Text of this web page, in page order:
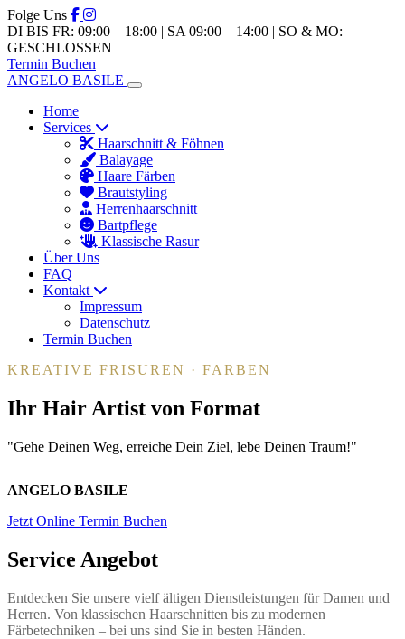
Folge Uns
DI BIS FR: 09:00 – 18:00 | SA 09:00 – 14:00 | SO & MO:
GESCHLOSSEN
Termin Buchen
ANGELO BASILE
Home
Services
Haarschnitt & Föhnen
Balayage
Haare Färben
Brautstyling
Herrenhaarschnitt
Bartpflege
Klassische Rasur
Über Uns
FAQ
Kontakt
Impressum
Datenschutz
Termin Buchen
KREATIVE FRISUREN · FARBEN
Ihr Hair Artist von Format
"Gehe Deinen Weg, erreiche Dein Ziel, lebe Deinen Traum!"
ANGELO BASILE
Jetzt Online Termin Buchen
Service Angebot
Entdecken Sie unsere vielf ältigen Dienstleistungen für Damen und
Herren. Von klassischen Haarschnitten bis zu modernen
Färbetechniken – bei uns sind Sie in besten Händen.